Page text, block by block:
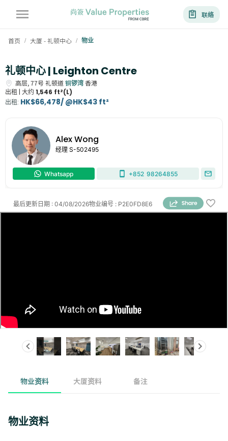
联络
首页 / 大厦 - 礼顿中心 / 物业
礼顿中心 | Leighton Centre
高层,77号 礼顿道铜锣湾香港
出租 | 大约 1,546 ft²(L)
出租: HK$66,478/ @HK$43 ft²
Alex Wong
经理 S-502495
Whatsapp +852 98264855
物业编号 : P2E0FD8E6
最后更新日期 : 04/08/2026
物业资料 大厦资料 备注
物业资料